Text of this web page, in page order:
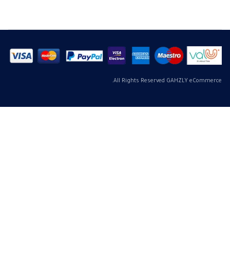
All Rights Reserved GAHZLY eCommerce.